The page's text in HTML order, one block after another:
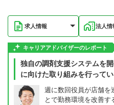
求人情報 法人情
キャリアアドバイザーのレポート
独自の調剤支援システムを
に向けた取り組みを行ってい
週に数回役員が店舗を
とで勤務環境を改善す